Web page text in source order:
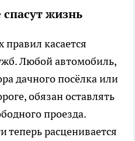
жизнь
касается
Любой автомобиль,
дачного посёлка или
обязан оставлять
проезда.
теперь расценивается